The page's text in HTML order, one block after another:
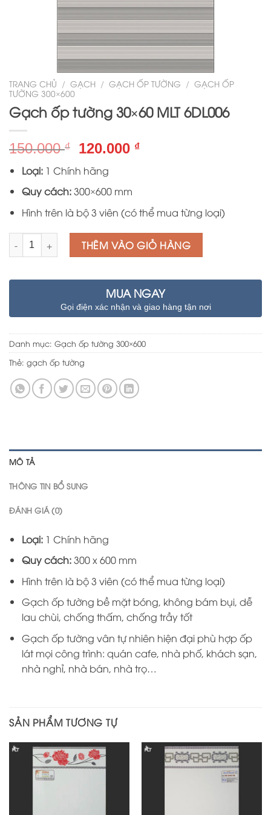
TRANG CHỦ / GẠCH / GẠCH ỐP TƯỜNG / GẠCH ỐP
TƯỜNG 300×600
Gạch ốp tường 30×60 MLT 6DL006
150.000₫
Giá
là:
150.000 ₫.
120.000 ₫Giá
120.000 ₫.
Loại:1 Chính hãng
Quy cách:300×600 mm
Hình trên là bộ 3 viên (có thể mua từng loại)
Số lượng THÊM VÀO GIỎ HÀNG
MUA NGAY
Gọi điện xác nhận và giao hàng tận nơi
Danh mục: Gạch ốp tường 300×600
Thẻ: gạch ốp tường
MÔ TẢ
THÔNG TIN BỔ SUNG
ĐÁNH GIÁ (0)
Loại:1 Chính hãng
Quy cách:300 x 600 mm
Hình trên là bộ 3 viên (có thể mua từng loại)
Gạch ốp tường bề mặt bóng, không bám bụi, dễ
lau chùi, chống thấm, chống trầy tốt
Gạch ốp tường vân tự nhiên hiện đại phù hợp ốp
lát mọi công trình: quán cafe, nhà phố, khách sạn,
nhà nghỉ, nhà bán, nhà trọ…
SẢN PHẨM TƯƠNG TỰ